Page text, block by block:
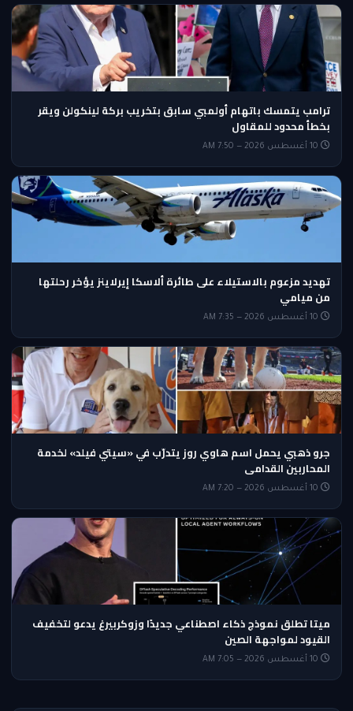
ترامب يتمسك باتهام أولمبي سابق بتخريب بركة لينكولن ويقر
بخطأ محدود للمقاول
تهديد مزعوم بالاستيلاء على طائرة ألاسكا إيرلاينز يؤخر رحلتها
من ميامي
جرو ذهبي يحمل اسم هاوي روز يتدرّب في «سيتي فيلد» لخدمة
المحاربين القدامى
ميتا تطلق نموذج ذكاء اصطناعي جديدًا وزوكربيرغ يدعو لتخفيف
القيود لمواجهة الصين